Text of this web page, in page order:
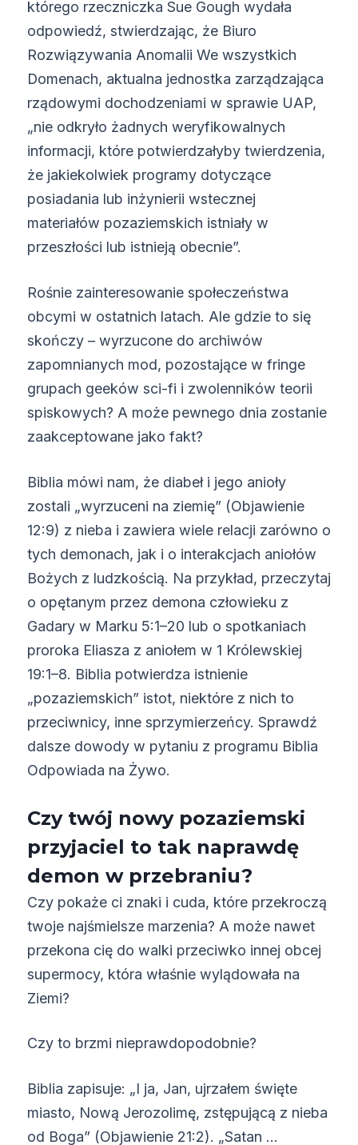
którego rzeczniczka Sue Gough wydała
odpowiedź, stwierdzając, że Biuro
Rozwiązywania Anomalii We wszystkich
Domenach, aktualna jednostka zarządzająca
rządowymi dochodzeniami w sprawie UAP,
„nie odkryło żadnych weryfikowalnych
informacji, które potwierdzałyby twierdzenia,
że jakiekolwiek programy dotyczące
posiadania lub inżynierii wstecznej
materiałów pozaziemskich istniały w
przeszłości lub istnieją obecnie”.
Rośnie zainteresowanie społeczeństwa
obcymi w ostatnich latach. Ale gdzie to się
skończy – wyrzucone do archiwów
zapomnianych mod, pozostające w fringe
grupach geeków sci-fi i zwolenników teorii
spiskowych? A może pewnego dnia zostanie
zaakceptowane jako fakt?
Biblia mówi nam, że diabeł i jego anioły
zostali „wyrzuceni na ziemię” (Objawienie
12:9) z nieba i zawiera wiele relacji zarówno o
tych demonach, jak i o interakcjach aniołów
Bożych z ludzkością. Na przykład, przeczytaj
o opętanym przez demona człowieku z
Gadary w Marku 5:1–20 lub o spotkaniach
proroka Eliasza z aniołem w 1 Królewskiej
19:1–8. Biblia potwierdza istnienie
„pozaziemskich” istot, niektóre z nich to
przeciwnicy, inne sprzymierzeńcy. Sprawdź
dalsze dowody w pytaniu z programu Biblia
Odpowiada na Żywo.
Czy twój nowy pozaziemski
przyjaciel to tak naprawdę
demon w przebraniu?
Czy pokaże ci znaki i cuda, które przekroczą
twoje najśmielsze marzenia? A może nawet
przekona cię do walki przeciwko innej obcej
supermocy, która właśnie wylądowała na
Ziemi?
Czy to brzmi nieprawdopodobnie?
Biblia zapisuje: „I ja, Jan, ujrzałem święte
miasto, Nową Jerozolimę, zstępującą z nieba
od Boga” (Objawienie 21:2). „Satan …